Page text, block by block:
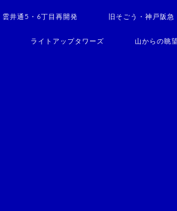
雲井通5・6丁目再開発 旧そごう・神戸阪急
ライトアップタワーズ 山からの眺望